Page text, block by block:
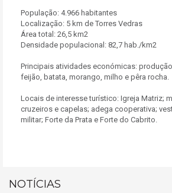
População: 4.966 habitantes
Localização: 5 km de Torres Vedras
Área total: 26,5 km2
Densidade populacional: 82,7 hab./km2
Principais atividades económicas:
feijão, batata, morango, milho e pêra rocha.
Locais de interesse turístico: Igreja Matriz;
cruzeiros e capelas; adega cooperativa;
militar; Forte da Prata e Forte do Cabrito.
NOTÍCIAS